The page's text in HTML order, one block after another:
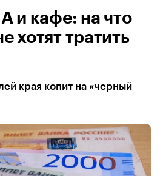
и кафе: на что
хотят тратить
края копит на «черный